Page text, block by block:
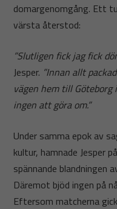
domargenomgång. Ett
värsta återstod:
”Slutligen fick jag fick
Jesper. ”Innan allt
vägen hem till
ingen att göra om.”
Under samma epok av
kultur, hamnade Jesper
spännande blandningen
Däremot bjöd ingen på
Eftersom matcherna